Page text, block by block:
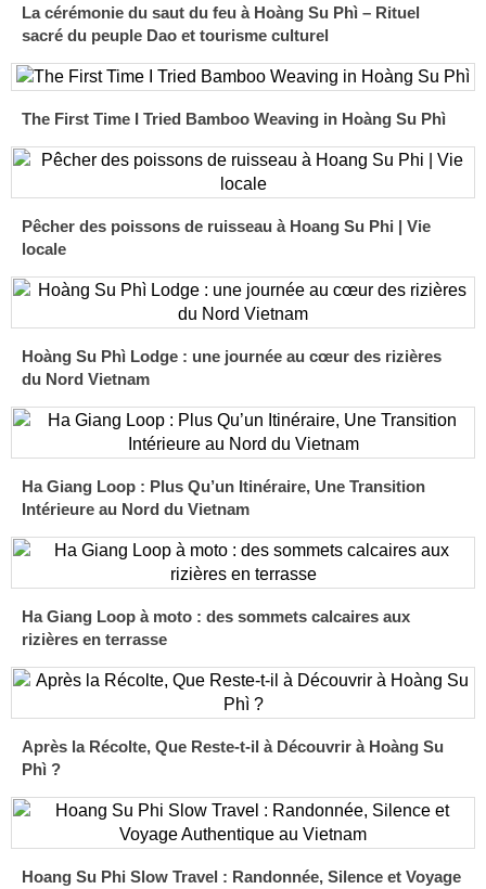
La cérémonie du saut du feu à Hoàng Su Phì – Rituel
sacré du peuple Dao et tourisme culturel
The First Time I Tried Bamboo Weaving in Hoàng Su Phì
Pêcher des poissons de ruisseau à Hoang Su Phi | Vie
locale
Hoàng Su Phì Lodge : une journée au cœur des rizières
du Nord Vietnam
Ha Giang Loop : Plus Qu’un Itinéraire, Une Transition
Intérieure au Nord du Vietnam
Ha Giang Loop à moto : des sommets calcaires aux
rizières en terrasse
Après la Récolte, Que Reste-t-il à Découvrir à Hoàng Su
Phì ?
Hoang Su Phi Slow Travel : Randonnée, Silence et Voyage